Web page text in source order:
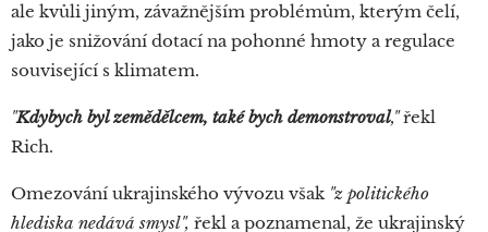
ale kvůli jiným, závažnějším problémům, kterým čelí,
jako je snižování dotací na pohonné hmoty a regulace
související s klimatem.
"Kdybych byl zemědělcem, také bych demonstroval,"řekl
Rich.
Omezování ukrajinského vývozu však "z politického
hlediska nedává smysl", řekl a poznamenal, že ukrajinský